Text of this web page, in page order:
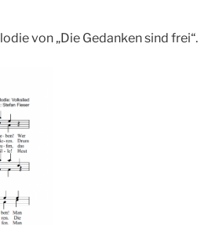
von „Die Gedanken sind frei“.